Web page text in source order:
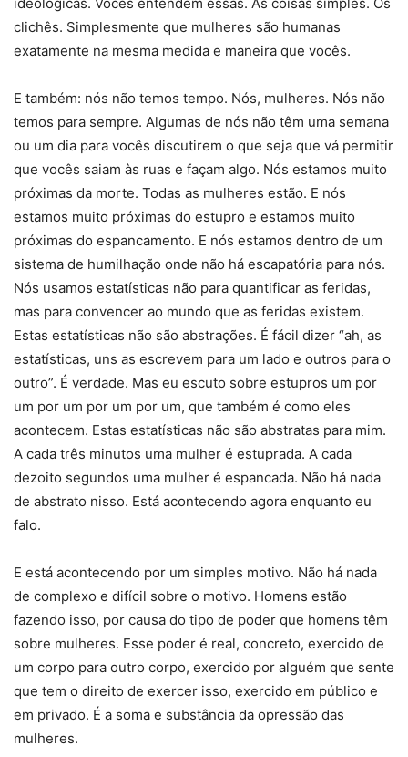
clichês. Simplesmente que mulheres são humanas
exatamente na mesma medida e maneira que vocês.
E também: nós não temos tempo. Nós, mulheres. Nós não
temos para sempre. Algumas de nós não têm uma semana
ou um dia para vocês discutirem o que seja que vá permitir
que vocês saiam às ruas e façam algo. Nós estamos muito
próximas da morte. Todas as mulheres estão. E nós
estamos muito próximas do estupro e estamos muito
próximas do espancamento. E nós estamos dentro de um
sistema de humilhação onde não há escapatória para nós.
Nós usamos estatísticas não para quantificar as feridas,
mas para convencer ao mundo que as feridas existem.
Estas estatísticas não são abstrações. É fácil dizer “ah, as
estatísticas, uns as escrevem para um lado e outros para o
outro”. É verdade. Mas eu escuto sobre estupros um por
um por um por um por um, que também é como eles
acontecem. Estas estatísticas não são abstratas para mim.
A cada três minutos uma mulher é estuprada. A cada
dezoito segundos uma mulher é espancada. Não há nada
de abstrato nisso. Está acontecendo agora enquanto eu
falo.
E está acontecendo por um simples motivo. Não há nada
de complexo e difícil sobre o motivo. Homens estão
fazendo isso, por causa do tipo de poder que homens têm
sobre mulheres. Esse poder é real, concreto, exercido de
um corpo para outro corpo, exercido por alguém que sente
que tem o direito de exercer isso, exercido em público e
em privado. É a soma e substância da opressão das
mulheres.